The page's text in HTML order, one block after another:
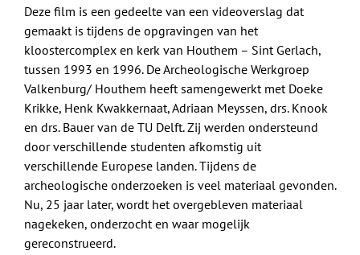
Deze film is een gedeelte van een videoverslag dat
gemaakt is tijdens de opgravingen van het
kloostercomplex en kerk van Houthem – Sint Gerlach,
tussen 1993 en 1996. De Archeologische Werkgroep
Valkenburg/ Houthem heeft samengewerkt met Doeke
Krikke, Henk Kwakkernaat, Adriaan Meyssen, drs. Knook
en drs. Bauer van de TU Delft. Zij werden ondersteund
door verschillende studenten afkomstig uit
verschillende Europese landen. Tijdens de
archeologische onderzoeken is veel materiaal gevonden.
Nu, 25 jaar later, wordt het overgebleven materiaal
nagekeken, onderzocht en waar mogelijk
gereconstrueerd.